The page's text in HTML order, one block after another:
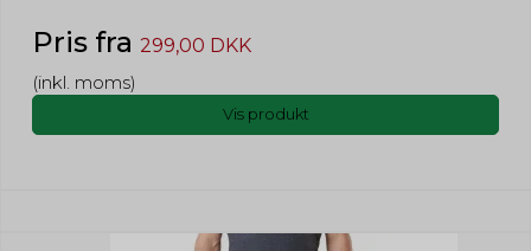
Pris fra 299,00 DKK
(inkl. moms)
Vis produkt